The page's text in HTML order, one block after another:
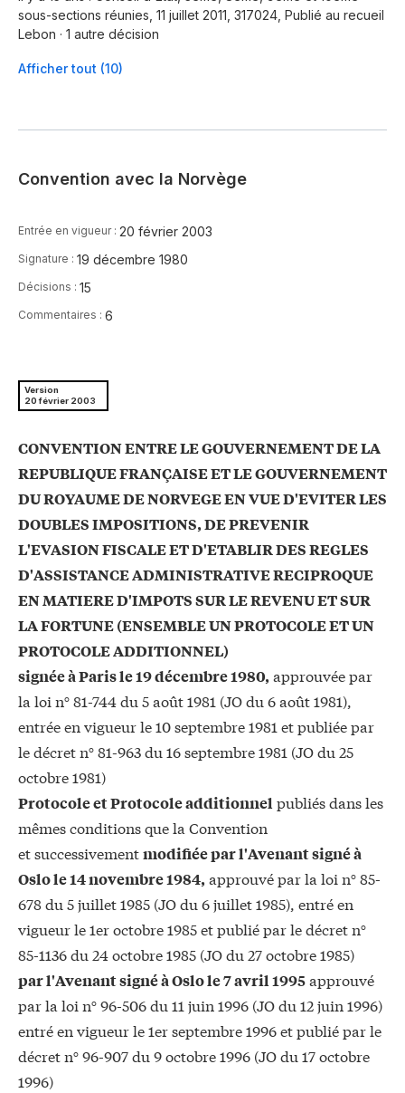
sous-sections réunies, 11 juillet 2011, 317024, Publié au recueil
Lebon · 1 autre décision
Afficher tout (10)
Convention avec la Norvège
Entrée en vigueur : 20 février 2003
Signature : 19 décembre 1980
Décisions : 15
Commentaires : 6
Version
20 février 2003
CONVENTION ENTRE LE GOUVERNEMENT DE LA
REPUBLIQUE FRANÇAISE ET LE GOUVERNEMENT
DU ROYAUME DE NORVEGE EN VUE D'EVITER LES
DOUBLES IMPOSITIONS, DE PREVENIR
L'EVASION FISCALE ET D'ETABLIR DES REGLES
D'ASSISTANCE ADMINISTRATIVE RECIPROQUE
EN MATIERE D'IMPOTS SUR LE REVENU ET SUR
LA FORTUNE (ENSEMBLE UN PROTOCOLE ET UN
PROTOCOLE ADDITIONNEL)
signée à Paris le 19 décembre 1980, approuvée par
la loi n° 81-744 du 5 août 1981 (JO du 6 août 1981),
entrée en vigueur le 10 septembre 1981 et publiée par
le décret n° 81-963 du 16 septembre 1981 (JO du 25
octobre 1981)
Protocole et Protocole additionnel publiés dans les
mêmes conditions que la Convention
et successivementmodifiée par l'Avenant signé à
Oslo le 14 novembre 1984, approuvé par la loi n° 85-
678 du 5 juillet 1985 (JO du 6 juillet 1985), entré en
vigueur le 1er octobre 1985 et publié par le décret n°
85-1136 du 24 octobre 1985 (JO du 27 octobre 1985)
par l'Avenant signé à Oslo le 7 avril 1995approuvé
par la loi n° 96-506 du 11 juin 1996 (JO du 12 juin 1996)
entré en vigueur le 1er septembre 1996 et publié par le
décret n° 96-907 du 9 octobre 1996 (JO du 17 octobre
1996)